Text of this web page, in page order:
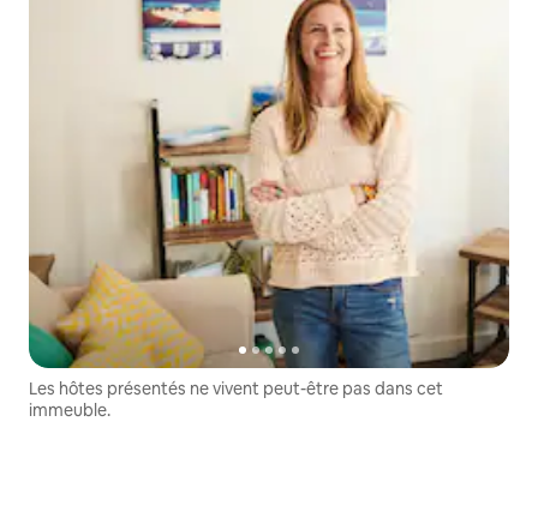
Les hôtes présentés ne vivent peut-être pas dans cet
immeuble.